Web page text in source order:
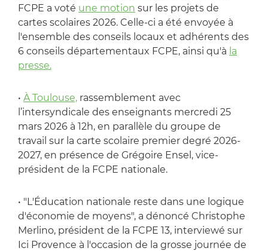
FCPE a voté une motion sur les projets de
cartes scolaires 2026. Celle-ci a été envoyée à
l'ensemble des conseils locaux et adhérents des
6 conseils départementaux FCPE, ainsi qu'à la
presse.
• À Toulouse, rassemblement avec
l’intersyndicale des enseignants mercredi 25
mars 2026 à 12h, en parallèle du groupe de
travail sur la carte scolaire premier degré 2026-
2027, en présence de Grégoire Ensel, vice-
président de la FCPE nationale.
• "L'Éducation nationale reste dans une logique
d'économie de moyens", a dénoncé Christophe
Merlino, président de la FCPE 13, interviewé sur
Ici Provence à l'occasion de la grosse journée de